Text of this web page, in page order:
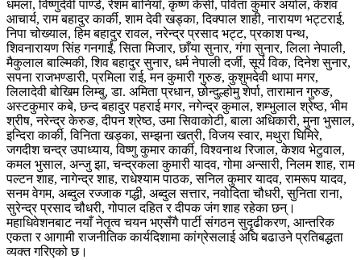
धमला, विष्णुदेवी पाण्डे, रेशम बानियाँ, कृष्ण केसी, पविता कुमार अर्याल, केशव
आचार्य, राम बहादुर कार्की, शाम देवी खड्का, दिक्पाल शाही, नारायण भट्टराई,
निपा चोख्याल, हिम बहादुर रावल, नरेन्द्र प्रसाद भट्ट, प्रकाश पन्थ,
शिवनारायण सिंह गनगाईं, सिता मिजार, छाँया सुनार, गंगा सुनार, लिला नेपाली,
मैकुलाल बाल्मिकी, शिव बहादुर सुनार, धर्म नेपाली दर्जी, सूर्य विक, दिनेश सुनार,
सपना राजभण्डारी, प्रमिला राई, मन कुमारी गुरुङ, कुशुमदेवी थापा मगर,
लिलादेवी बोखिम लिम्बु, डा. अमिता प्रधान, छोन्दुल्होमु शेर्पा, तारामान गुरुङ,
अस्टकुमार कबे, छन्द बहादुर पहराई मगर, नगेन्द्र कुमाल, शम्भुलाल श्रेष्ठ, भीम
श्रीष, नरेन्द्र केरुङ, दीपन श्रेष्ठ, उमा सिवाकोटी, बाला अधिकारी, मुना भुसाल,
इन्दिरा कार्की, विनिता खड्का, सम्झना खत्री, विजय स्वार, मथुरा घिमिरे,
जगदीश चन्द्र उपाध्याय, विष्णु कुमार कार्की, विश्वनाथ रिजाल, केशव भेटुवाल,
कमल भुसाल, अन्जु झा, चन्द्रकला कुमारी यादव, गोमा अन्सारी, निलम शाह, राम
पल्टन शाह, नागेन्द्र शाह, राधेश्याम पाठक, सनिल कुमार यादव, रामरूप यादव,
सनम वेगम, अब्दुल रज्जाक गद्धी, अब्दुल सत्तार, नवोदिता चौधरी, सुनिता राना,
सुरेन्द्र प्रसाद चौधरी, गोपाल दहित र दीपक जंग शाह रहेका छन्।
महाधिवेशनबाट नयाँ नेतृत्व चयन भएसँगै पार्टी संगठन सुदृढीकरण, आन्तरिक
एकता र आगामी राजनीतिक कार्यदिशामा कांग्रेसलाई अघि बढाउने प्रतिबद्धता
व्यक्त गरिएको छ।